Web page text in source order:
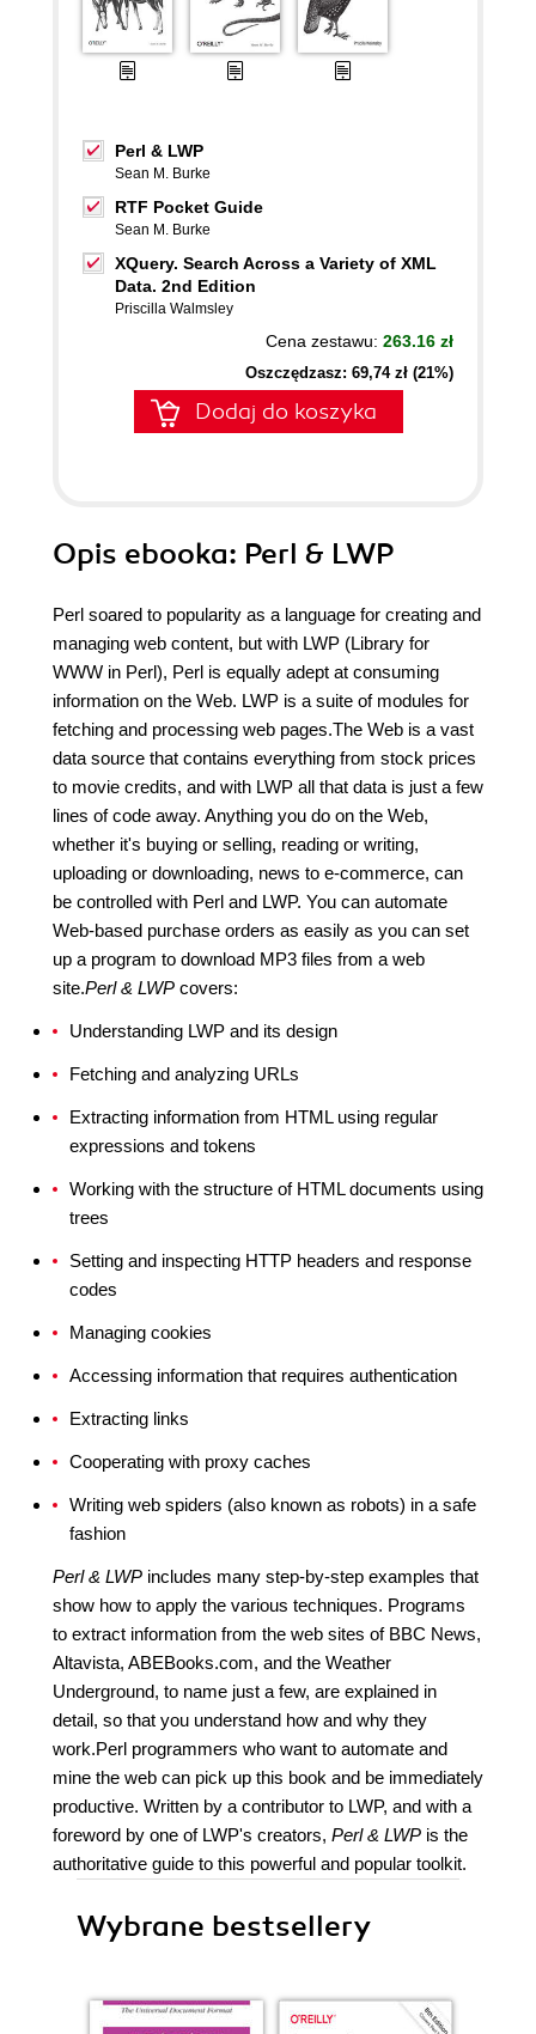
Perl & LWP
Sean M. Burke
RTF Pocket Guide
Sean M. Burke
XQuery. Search Across a Variety of XML
Data. 2nd Edition
Priscilla Walmsley
Cena zestawu: 263.16 zł
Oszczędzasz: 69,74 zł (21%)
Dodaj do koszyka
Opis ebooka: Perl & LWP
Perl soared to popularity as a language for creating and
managing web content, but with LWP (Library for
WWW in Perl), Perl is equally adept at consuming
information on the Web. LWP is a suite of modules for
fetching and processing web pages.The Web is a vast
data source that contains everything from stock prices
to movie credits, and with LWP all that data is just a few
lines of code away. Anything you do on the Web,
whether it's buying or selling, reading or writing,
uploading or downloading, news to e-commerce, can
be controlled with Perl and LWP. You can automate
Web-based purchase orders as easily as you can set
up a program to download MP3 files from a web
site.Perl & LWP covers:
Understanding LWP and its design
Fetching and analyzing URLs
Extracting information from HTML using regular
expressions and tokens
Working with the structure of HTML documents using
trees
Setting and inspecting HTTP headers and response
codes
Managing cookies
Accessing information that requires authentication
Extracting links
Cooperating with proxy caches
Writing web spiders (also known as robots) in a safe
fashion
Perl & LWP includes many step-by-step examples that
show how to apply the various techniques. Programs
to extract information from the web sites of BBC News,
Altavista, ABEBooks.com, and the Weather
Underground, to name just a few, are explained in
detail, so that you understand how and why they
work.Perl programmers who want to automate and
mine the web can pick up this book and be immediately
productive. Written by a contributor to LWP, and with a
foreword by one of LWP's creators, Perl & LWP is the
authoritative guide to this powerful and popular toolkit.
Wybrane bestsellery